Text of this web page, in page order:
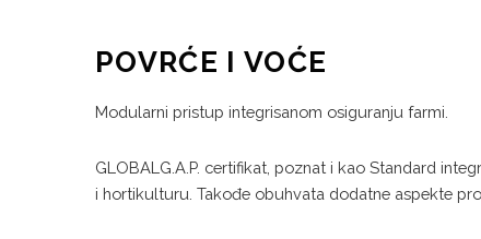
POVRĆE I VOĆE
Modularni pristup integrisanom osiguranju farmi.
GLOBALG.A.P. certifikat, poznat i kao Standard
i hortikulturu. Takođe obuhvata dodatne aspekte